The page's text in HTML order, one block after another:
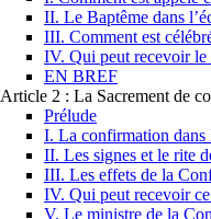
II. Le Baptême dans
III. Comment est
IV. Qui peut recevoir le
EN BREF
Article 2 : La Sacrement de
Prélude
I. La confirmation dans
II. Les signes et le rite
III. Les effets de la
IV. Qui peut recevoir ce
V. Le ministre de la